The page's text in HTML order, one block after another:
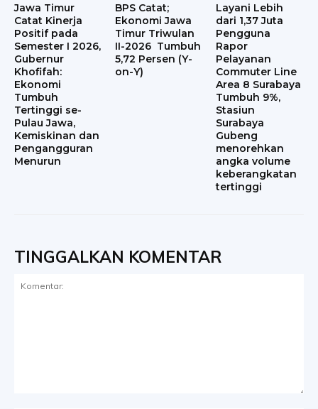
Jawa Timur
Catat Kinerja
Positif pada
Semester I 2026,
Gubernur
Khofifah:
Ekonomi
Tumbuh
Tertinggi se-
Pulau Jawa,
Kemiskinan dan
Pengangguran
Menurun
BPS Catat;
Ekonomi Jawa
Timur Triwulan
II-2026 Tumbuh
5,72 Persen (Y-
on-Y)
Layani Lebih
dari 1,37 Juta
Pengguna
Rapor
Pelayanan
Commuter Line
Area 8 Surabaya
Tumbuh 9%,
Stasiun
Surabaya
Gubeng
menorehkan
angka volume
keberangkatan
tertinggi
TINGGALKAN KOMENTAR